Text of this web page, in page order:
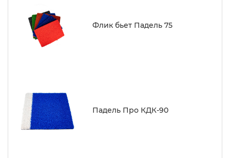
Флик бьет Падель 75
Падель Про КДК-90